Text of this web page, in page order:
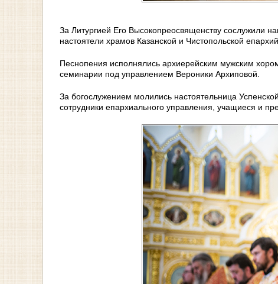
За Литургией Его Высокопреосвященству сослужили
настоятели храмов Казанской и Чистопольской епархий.
Песнопения исполнялись архиерейским мужским
семинарии под управлением Вероники Архиповой.
За богослужением молились настоятельница
сотрудники епархиального управления, учащиеся и